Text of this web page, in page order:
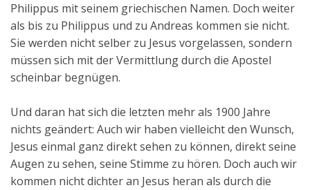
Philippus mit seinem griechischen Namen. Doch weiter
als bis zu Philippus und zu Andreas kommen sie nicht.
Sie werden nicht selber zu Jesus vorgelassen, sondern
müssen sich mit der Vermittlung durch die Apostel
scheinbar begnügen.
Und daran hat sich die letzten mehr als 1900 Jahre
nichts geändert: Auch wir haben vielleicht den Wunsch,
Jesus einmal ganz direkt sehen zu können, direkt seine
Augen zu sehen, seine Stimme zu hören. Doch auch wir
kommen nicht dichter an Jesus heran als durch die